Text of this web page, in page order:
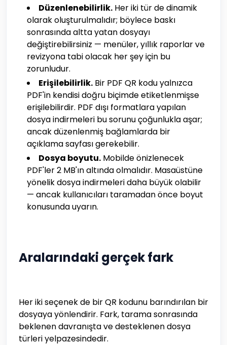
Düzenlenebilirlik. Her iki tür de dinamik
olarak oluşturulmalıdır; böylece baskı
sonrasında altta yatan dosyayı
değiştirebilirsiniz — menüler, yıllık raporlar ve
revizyona tabi olacak her şey için bu
zorunludur.
Erişilebilirlik. Bir PDF QR kodu yalnızca
PDF'in kendisi doğru biçimde etiketlenmişse
erişilebilirdir. PDF dışı formatlara yapılan
dosya indirmeleri bu sorunu çoğunlukla aşar;
ancak düzenlenmiş bağlamlarda bir
açıklama sayfası gerekebilir.
Dosya boyutu. Mobilde önizlenecek
PDF'ler 2 MB'ın altında olmalıdır. Masaüstüne
yönelik dosya indirmeleri daha büyük olabilir
— ancak kullanıcıları taramadan önce boyut
konusunda uyarın.
Aralarındaki gerçek fark
Her iki seçenek de bir QR kodunu barındırılan bir
dosyaya yönlendirir. Fark, tarama sonrasında
beklenen davranışta ve desteklenen dosya
türleri yelpazesindedir.